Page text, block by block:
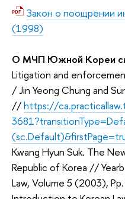
Закон о поощрении
(1998)
О МЧП Южной Кореи
Litigation and
/ Jin Yeong Chung and
//https://
Kwang Hyun Suk. The
Republic of Korea //
Law, Volume 5 (2003),